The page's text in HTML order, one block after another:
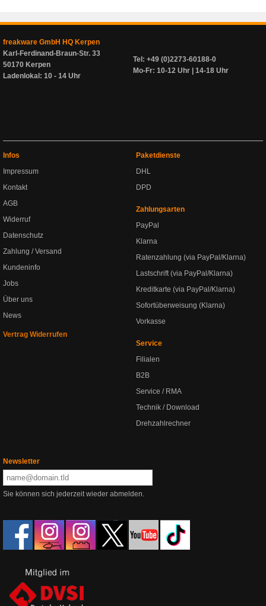
freakware GmbH HQ Kerpen
Karl-Ferdinand-Braun-Str. 33
50170 Kerpen
Ladenlokal: 10 - 14 Uhr
Tel: +49 (0)2273-60188-0
Mo-Fr: 10-12 Uhr | 14-18 Uhr
Infos
Impressum
Kontakt
AGB
Widerruf
Datenschutz
Zahlung / Versand
Kundeninfo
Jobs
Über uns
News
Vertrag Widerrufen
Paketdienste
DHL
DPD
Zahlungsarten
PayPal
Klarna
Ratenzahlung (via PayPal/Klarna)
Lastschrift (via PayPal/Klarna)
Kreditkarte (via PayPal/Klarna)
Sofortüberweisung (Klarna)
Vorkasse
Service
Filialen
B2B
Service / RMA
Technik / Download
Drehzahlrechner
Newsletter
Sie können sich jederzeit wieder abmelden.